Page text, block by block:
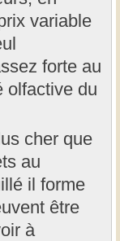
variable
forte au
olfactive du
cher que
au
il forme
être
à